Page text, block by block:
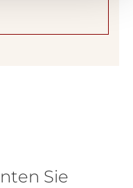
Sie